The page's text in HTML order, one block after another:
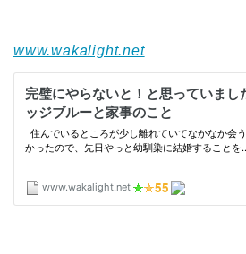
www.wakalight.net